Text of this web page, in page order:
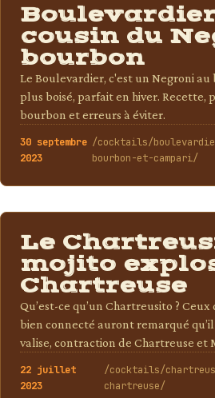
cousin du
bourbon
Le Boulevardier, c'est un Negroni
plus boisé, parfait en hiver. Recette,
bourbon et erreurs à éviter.
30 septembre
2023
/cocktails/
bourbon-et-campari/
Le
mojito
Chartreuse
Qu’est-ce qu’un Chartreusito ?
bien connecté auront remarqué qu’il
valise, contraction de Chartreuse et
22 juillet
2023
/cocktails/
chartreuse/